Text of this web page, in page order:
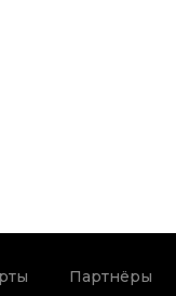
Партнёры